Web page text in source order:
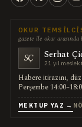
OKUR
gazete ile okur arasında
SÇ Serhat
21 yıl
Habere itirazını,
Perşembe
MEKTUP YAZ →